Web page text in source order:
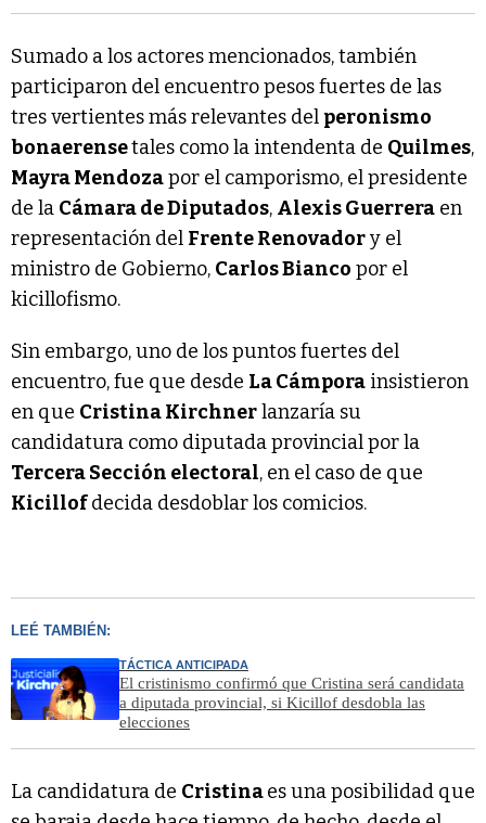
Sumado a los actores mencionados, también
participaron del encuentro pesos fuertes de las
tres vertientes más relevantes del peronismo
bonaerensetales como la intendenta de Quilmes,
Mayra Mendozapor el camporismo, el presidente
de la Cámara de Diputados, Alexis Guerrera en
representación del Frente Renovadory el
ministro de Gobierno, Carlos Bianco por el
kicillofismo.
Sin embargo, uno de los puntos fuertes del
encuentro, fue que desde La Cámpora insistieron
en que Cristina Kirchnerlanzaría su
candidatura como diputada provincial por la
Tercera Sección electoral, en el caso de que
Kicillofdecida desdoblar los comicios.
LEÉ TAMBIÉN:
TÁCTICA ANTICIPADA
El cristinismo confirmó que Cristina será candidata
a diputada provincial, si Kicillof desdobla las
elecciones
La candidatura de Cristinaes una posibilidad que